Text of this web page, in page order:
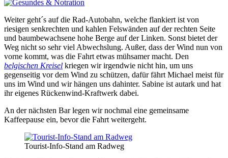
Weiter geht´s auf die Rad-Autobahn, welche flankiert ist von
riesigen senkrechten und kahlen Felswänden auf der rechten Seite
und baumbewachsene hohe Berge auf der Linken. Sonst bietet der
Weg nicht so sehr viel Abwechslung. Außer, dass der Wind nun von
vorne kommt, was die Fahrt etwas mühsamer macht. Den
belgischen Kreisel kriegen wir irgendwie nicht hin, um uns
gegenseitig vor dem Wind zu schützen, dafür fährt Michael meist für
uns im Wind und wir hängen uns dahinter. Sabine ist autark und hat
ihr eigenes Rückenwind-Kraftwerk dabei.
An der nächsten Bar legen wir nochmal eine gemeinsame
Kaffeepause ein, bevor die Fahrt weitergeht.
Tourist-Info-Stand am Radweg